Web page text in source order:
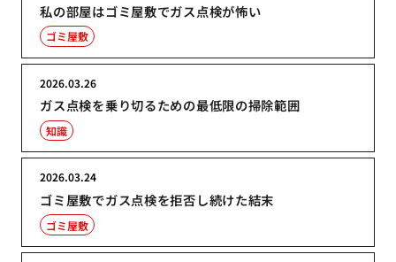
私の部屋はゴミ屋敷でガス点検が怖い
ゴミ屋敷
ガス点検を乗り切るための最低限の掃除範囲
2026.03.26
知識
ゴミ屋敷でガス点検を拒否し続けた結末
2026.03.24
ゴミ屋敷